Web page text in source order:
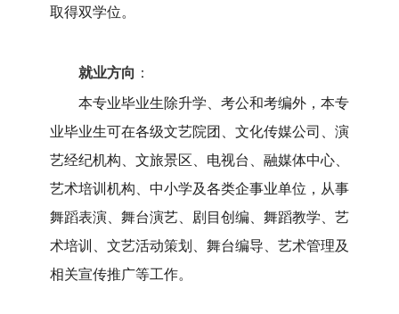
取得双学位。
就业方向 ：
本专业毕业生除升学、考公和考编外，本专
业毕业生可在各级文艺院团、文化传媒公司、演
艺经纪机构、文旅景区、电视台、融媒体中心、
艺术培训机构、中小学及各类企事业单位，从事
舞蹈表演、舞台演艺、剧目创编、舞蹈教学、艺
术培训、文艺活动策划、舞台编导、艺术管理及
相关宣传推广等工作。